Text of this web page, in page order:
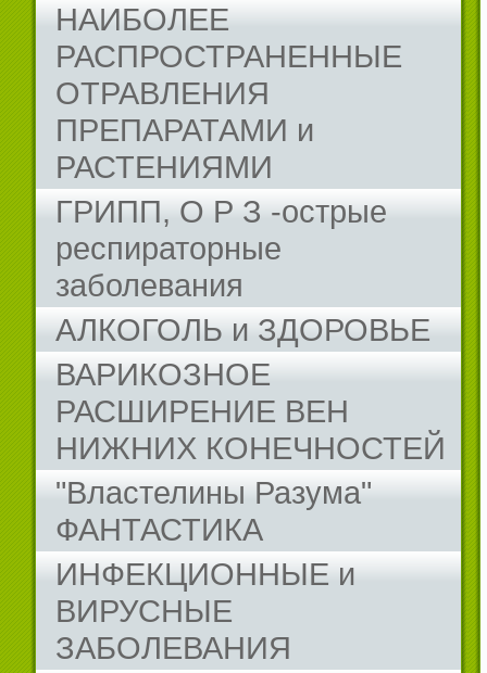
НАИБОЛЕЕ
РАСПРОСТРАНЕННЫЕ
ОТРАВЛЕНИЯ
ПРЕПАРАТАМИ и
РАСТЕНИЯМИ
ГРИПП, О Р З -острые
респираторные
заболевания
АЛКОГОЛЬ и ЗДОРОВЬЕ
ВАРИКОЗНОЕ
РАСШИРЕНИЕ ВЕН
НИЖНИХ КОНЕЧНОСТЕЙ
"Властелины Разума"
ФАНТАСТИКА
ИНФЕКЦИОННЫЕ и
ВИРУСНЫЕ
ЗАБОЛЕВАНИЯ